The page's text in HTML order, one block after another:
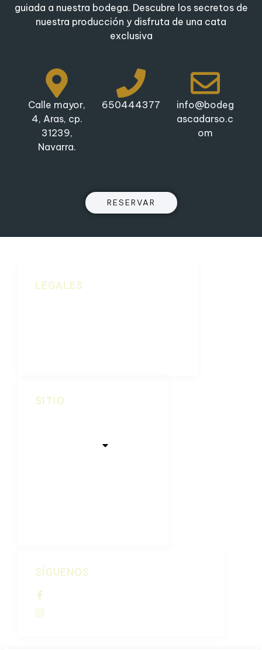
guiada a nuestra bodega. Descubre los secretos de
nuestra producción y disfruta de una cata
exclusiva
Calle mayor,
4, Aras, cp.
31239,
Navarra.
650444377
info@bodeg
ascadarso.c
om
RESERVAR
SÍGUENOS
SITIO
LEGALES